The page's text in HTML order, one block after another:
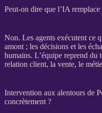
Peut-on dire que l’IA
Non. Les agentsexécutent ce
amont ; les décisions et les
humains. L’équipe reprend du
relation client, la vente, le
Intervention aux alentours de
concrètement ?